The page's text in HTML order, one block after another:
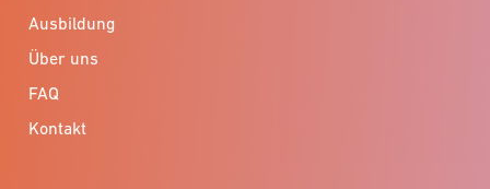
Ausbildung
Über uns
FAQ
Kontakt